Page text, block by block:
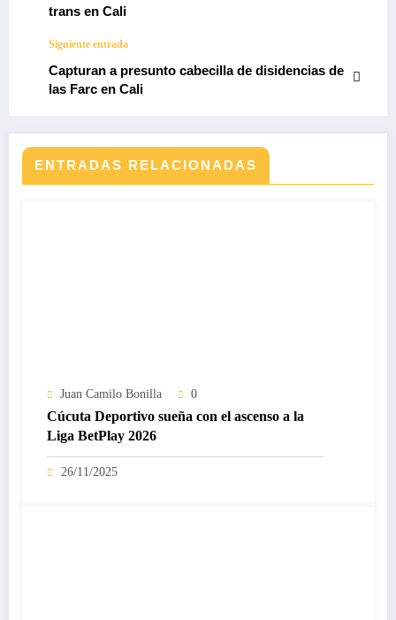
trans en Cali
Siguiente entrada
Capturan a presunto cabecilla de disidencias de
las Farc en Cali
ENTRADAS RELACIONADAS
Juan Camilo Bonilla 0
Cúcuta Deportivo sueña con el ascenso a la
Liga BetPlay 2026
26/11/2025